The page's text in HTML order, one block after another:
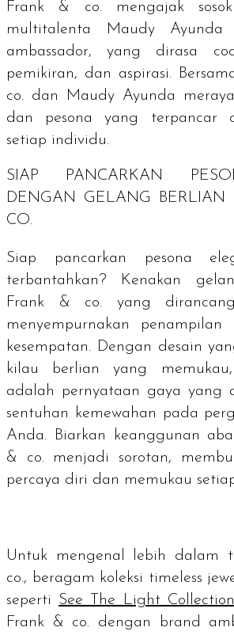
Frank & co. mengajak
multitalenta Maudy Ayunda
ambassador, yang dirasa
pemikiran, dan aspirasi.
co. dan Maudy Ayunda
dan pesona yang terpancar
setiap individu.
SIAP PANCARKAN
DENGAN GELANG BERLIAN
CO.
Siap pancarkan pesona
terbantahkan? Kenakan
Frank & co. yang
menyempurnakan
kesempatan. Dengan desain
kilau berlian yang
adalah pernyataan gaya yang
sentuhan kemewahan pada
Anda. Biarkan keanggunan
& co. menjadi sorotan,
percaya diri dan memukau
Untuk mengenal lebih dalam
co., beragam koleksi timeless
seperti See The Light Collection
Frank & co. dengan brand